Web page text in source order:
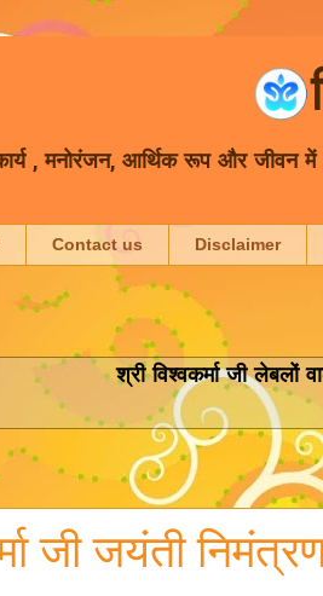
, मनोरंजन, आर्थिक रूप और जीवन में
Contact us Disclaimer
श्री विश्वकर्मा जीलेबलों
जी जयंती